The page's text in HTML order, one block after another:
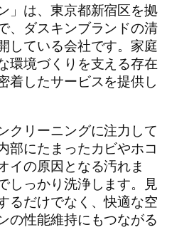
」は、東京都新宿区を拠
、ダスキンブランドの清
している会社です。家庭
環境づくりを支える存在
着したサービスを提供し
クリーニングに注力して
部にたまったカビやホコ
イの原因となる汚れま
しっかり洗浄します。見
るだけでなく、快適な空
の性能維持にもつながる